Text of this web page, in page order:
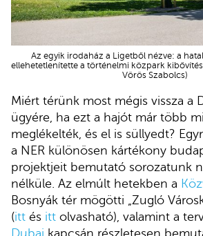
Az egyik irodaház a Ligetből nézve: a
ellehetetlenítette a történelmi közpark
Vörös Szabolcs)
Miért térünk most mégis vissza a
ügyére, ha ezt a hajót már több
meglékelték, és el is süllyedt?
a NER különösen kártékony
projektjeit bemutató sorozatunk
nélküle. Az elmúlt hetekben a
Bosnyák tér mögötti „Zugló
(itt és itt olvasható), valamint a
Dubaj kapcsán részletesen